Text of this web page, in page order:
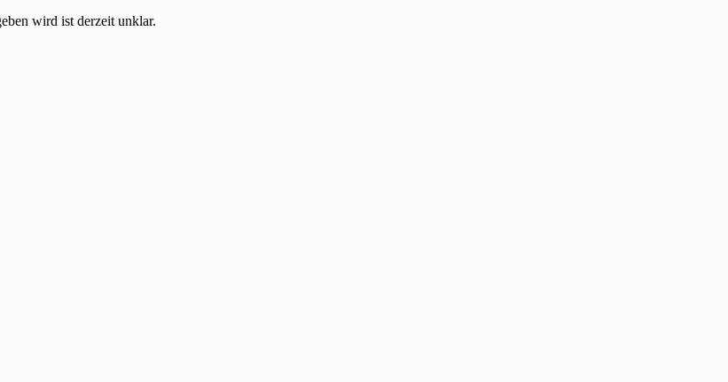
wird ist derzeit unklar.